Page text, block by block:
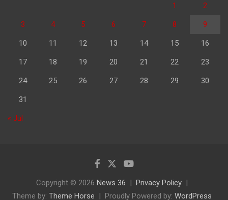
1 2
3 4 5 6 7 8 9
10 11 12 13 14 15 16
17 18 19 20 21 22 23
24 25 26 27 28 29 30
31
« Jul
Copyright © 2026 News 36
Privacy Policy
Theme by: Theme Horse Proudly Powered by: WordPress